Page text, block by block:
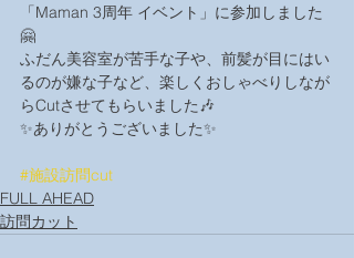
「Maman 3周年 イベント」に参加しました
🤗
ふだん美容室が苦手な子や、前髪が目にはい
るのが嫌な子など、楽しくおしゃべりしなが
らCutさせてもらいました🎶
✨ありがとうございました✨
#施設訪問cut
FULL AHEAD
訪問カット